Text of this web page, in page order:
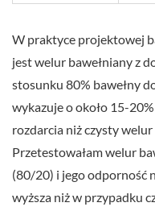
W praktyce projektowej
jest welur bawełniany z
stosunku 80% bawełny
wykazuje o około 15-
rozdarcia niż czysty
Przetestowałam welur
(80/20) i jego odporność
wyższa niż w przypadku